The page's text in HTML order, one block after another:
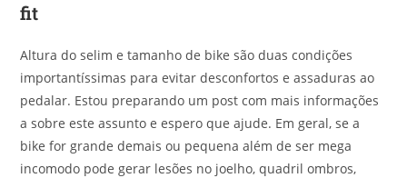
fit
Altura do selim e tamanho de bike são duas condições
importantíssimas para evitar desconfortos e assaduras ao
pedalar. Estou preparando um post com mais informações
a sobre este assunto e espero que ajude. Em geral, se a
bike for grande demais ou pequena além de ser mega
incomodo pode gerar lesões no joelho, quadril ombros,